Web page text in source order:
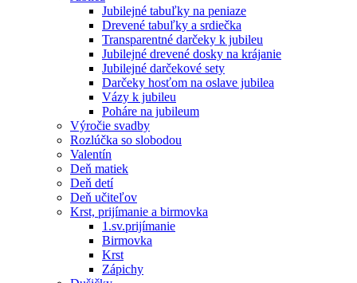
Jubilejné tabuľky na peniaze
Drevené tabuľky a srdiečka
Transparentné darčeky k jubileu
Jubilejné drevené dosky na krájanie
Jubilejné darčekové sety
Darčeky hosťom na oslave jubilea
Vázy k jubileu
Poháre na jubileum
Výročie svadby
Rozlúčka so slobodou
Valentín
Deň matiek
Deň detí
Deň učiteľov
Krst, prijímanie a birmovka
1.sv.prijímanie
Birmovka
Krst
Zápichy